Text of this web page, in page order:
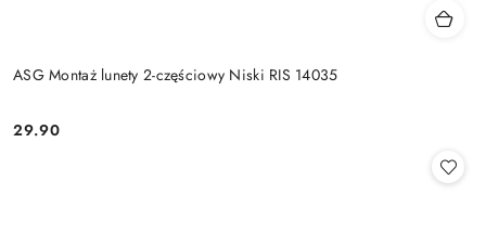
ASG Montaż lunety 2-częściowy Niski RIS 14035
Cena:
29.90